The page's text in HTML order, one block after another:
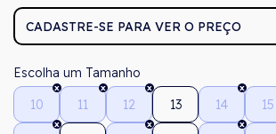
CADASTRE-SE PARA VER O PREÇO
Tamanho
10
11 12 13 14 15